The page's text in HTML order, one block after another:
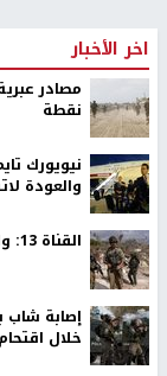
اخر الأخبار
نقطة
نيويورك
والعودة
القناة 13: واشنطن تضغط لإنهاء القتال في 3 جبهات
إصابة شاب
خلال